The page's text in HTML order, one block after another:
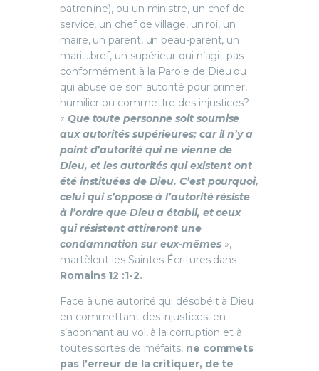
patron(ne), ou un ministre, un chef de
service, un chef de village, un roi, un
maire, un parent, un beau-parent, un
mari,…bref, un supérieur qui n’agit pas
conformément à la Parole de Dieu ou
qui abuse de son autorité pour brimer,
humilier ou commettre des injustices?
« Que toute personne soit soumise
aux autorités supérieures; car il n’y a
point d’autorité qui ne vienne de
Dieu, et les autorités qui existent ont
été instituées de Dieu. C’est pourquoi,
celui qui s’oppose à l’autorité résiste
à l’ordre que Dieu a établi, et ceux
qui résistent attireront une
condamnation sur eux-mêmes»,
martèlent les Saintes Écritures dans
Romains 12 :1-2.
Face à une autorité qui désobéit à Dieu
en commettant des injustices, en
s’adonnant au vol, à la corruption et à
toutes sortes de méfaits, ne commets
pas l’erreur de la critiquer, de te